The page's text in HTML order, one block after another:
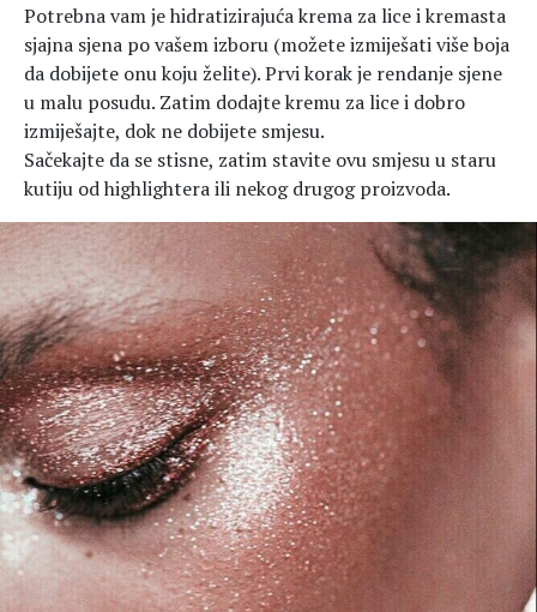
Potrebna vam je hidratizirajuća krema za lice i kremasta
sjajna sjena po vašem izboru (možete izmiješati više boja
da dobijete onu koju želite). Prvi korak je rendanje sjene
u malu posudu. Zatim dodajte kremu za lice i dobro
izmiješajte, dok ne dobijete smjesu.
Sačekajte da se stisne, zatim stavite ovu smjesu u staru
kutiju od highlightera ili nekog drugog proizvoda.